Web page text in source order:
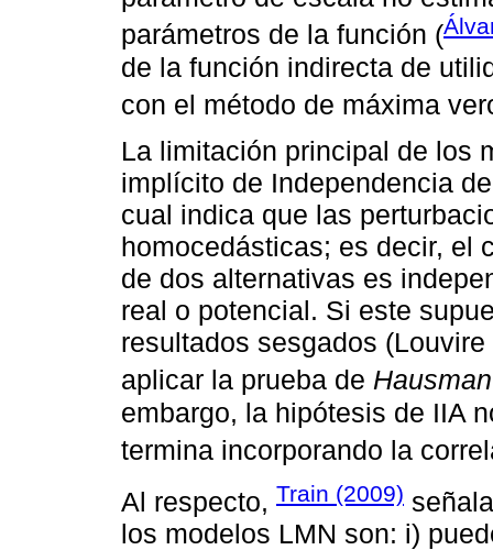
parámetros de la función (
de la función indirecta de
con el método de máxima
La limitación principal de los
implícito de Independencia
cual indica que las
homocedásticas; es decir, el
de dos alternativas es
real o potencial. Si este
resultados sesgados (Louvire
aplicar la prueba de Hausman
embargo, la hipótesis de IIA
termina incorporando la
Al respecto, Train (2009)
los modelos LMN son: i)